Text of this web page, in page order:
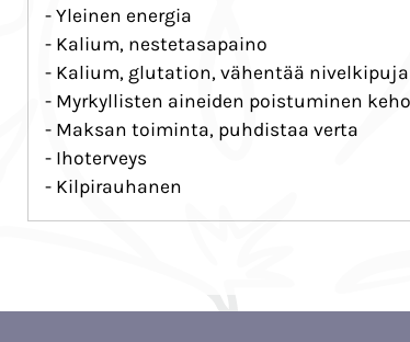
- Yleinen energia
- Kalium, nestetasapaino
- Kalium, glutation, vähentää nivelkipuja
- Myrkyllisten aineiden poistuminen
- Maksan toiminta, puhdistaa verta
- Ihoterveys
- Kilpirauhanen